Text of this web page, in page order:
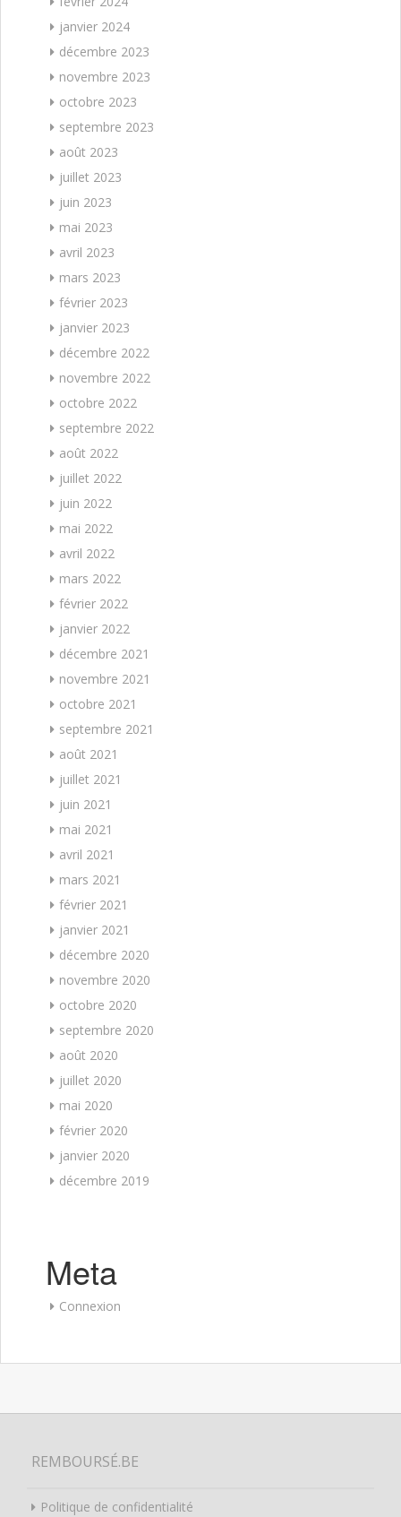
janvier 2024
décembre 2023
novembre 2023
octobre 2023
septembre 2023
août 2023
juillet 2023
juin 2023
mai 2023
avril 2023
mars 2023
février 2023
janvier 2023
décembre 2022
novembre 2022
octobre 2022
septembre 2022
août 2022
juillet 2022
juin 2022
mai 2022
avril 2022
mars 2022
février 2022
janvier 2022
décembre 2021
novembre 2021
octobre 2021
septembre 2021
août 2021
juillet 2021
juin 2021
mai 2021
avril 2021
mars 2021
février 2021
janvier 2021
décembre 2020
novembre 2020
octobre 2020
septembre 2020
août 2020
juillet 2020
mai 2020
février 2020
janvier 2020
décembre 2019
Meta
Connexion
REMBOURSÉ.BE
Politique de confidentialité